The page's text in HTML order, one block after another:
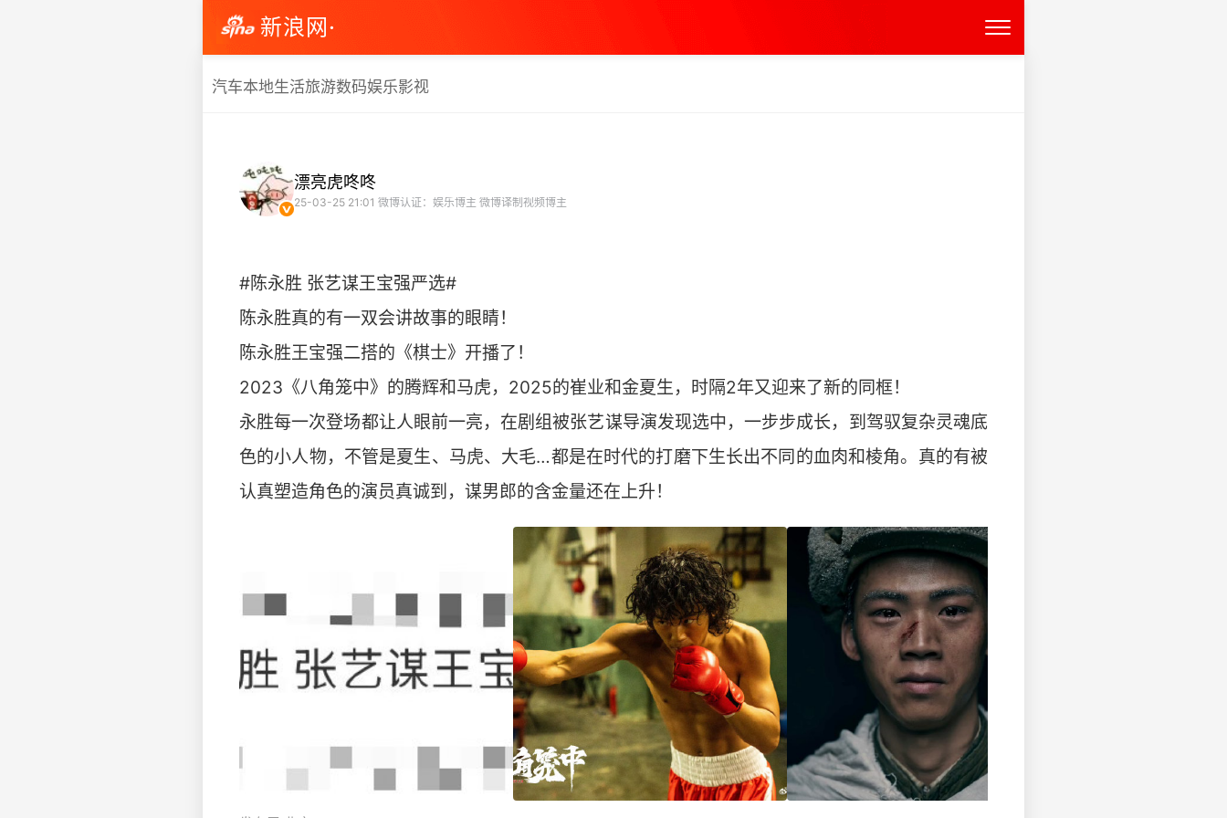
新浪网·
汽车本地生活旅游数码娱乐影视
漂亮虎咚咚
25-03-25 21:01 微博认证：娱乐博主 微博译制视频博主
#陈永胜 张艺谋王宝强严选#
陈永胜真的有一双会讲故事的眼睛！
陈永胜王宝强二搭的《棋士》开播了！
2023《八角笼中》的腾辉和马虎，2025的崔业和金夏生，时隔2年又迎来了新的同框！
永胜每一次登场都让人眼前一亮，在剧组被张艺谋导演发现选中，一步步成长，到驾驭复杂灵魂底
色的小人物，不管是夏生、马虎、大毛…都是在时代的打磨下生长出不同的血肉和棱角。真的有被
认真塑造角色的演员真诚到，谋男郎的含金量还在上升！